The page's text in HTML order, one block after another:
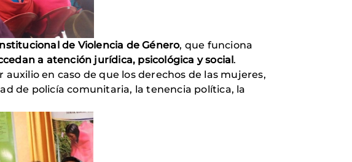
de Violencia de Género, que funciona
a atención jurídica, psicológica y social.
en caso de que los derechos de las mujeres,
de policía comunitaria, la tenencia política, la